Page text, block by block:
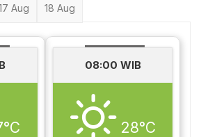
Aug 18 Aug
08:00 WIB
28°C